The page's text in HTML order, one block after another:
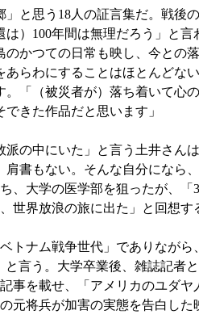
思う18人の証言集だ。戦後
）100年間は無理だろう」と言
かつての日常も映し、今との
らわにすることはほとんどな
「（被災者が）落ち着いて心
きた作品だと思います」
の中にいた」と言う土井さん
書もない。そんな自分になら
、大学の医学部を狙ったが、「
世界放浪の旅に出た」と回想す
ナム戦争世代」でありながら
言う。大学卒業後、雑誌記者
事を載せ、「アメリカのユダヤ
元将兵が加害の実態を告白した